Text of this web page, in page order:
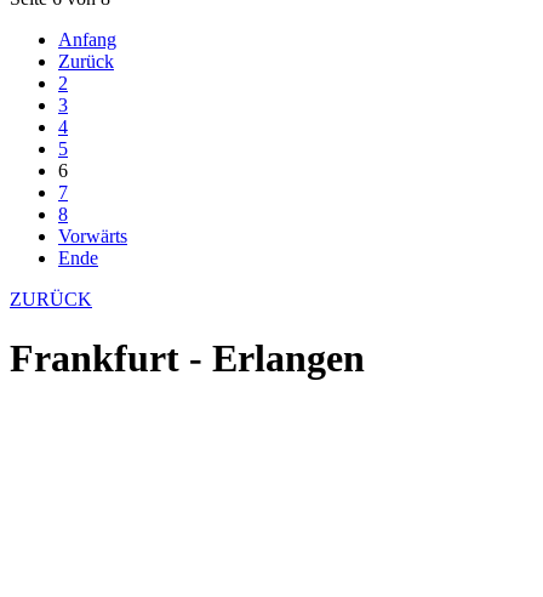
Anfang
Zurück
2
3
4
5
6
7
8
Vorwärts
Ende
ZURÜCK
Frankfurt - Erlangen